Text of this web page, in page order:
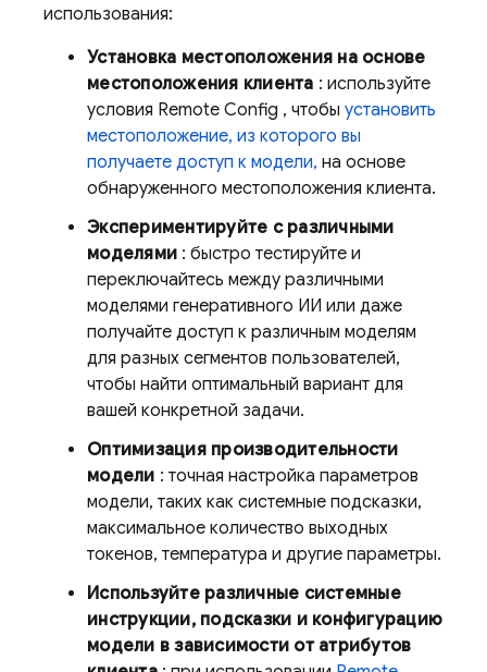
использования:
Установка местоположения на основе
местоположения клиента : используйте
условия Remote Config , чтобы установить
местоположение, из которого вы
получаете доступ к модели, на основе
обнаруженного местоположения клиента.
Экспериментируйте с различными
моделями : быстро тестируйте и
переключайтесь между различными
моделями генеративного ИИ или даже
получайте доступ к различным моделям
для разных сегментов пользователей,
чтобы найти оптимальный вариант для
вашей конкретной задачи.
Оптимизация производительности
модели : точная настройка параметров
модели, таких как системные подсказки,
максимальное количество выходных
токенов, температура и другие параметры.
Используйте различные системные
инструкции, подсказки и конфигурацию
модели в зависимости от атрибутов